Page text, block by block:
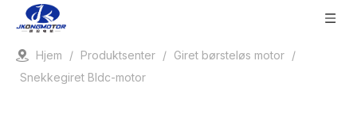
Hjem / Produktsenter / Giret børsteløs motor /
Snekkegiret Bldc-motor